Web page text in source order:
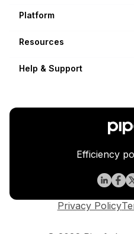
Platform
Resources
Help & Support
Efficiency
Privacy Policy